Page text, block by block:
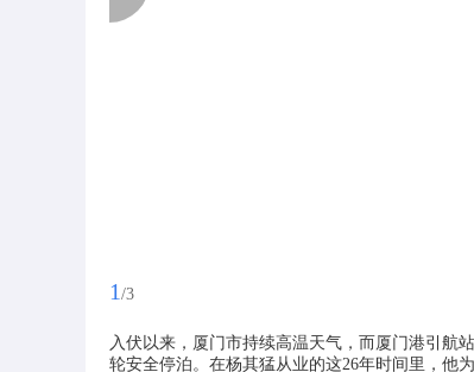
1 /3
入伏以来，厦门市持续高温天气，而厦门港引航
轮安全停泊。在杨其猛从业的这26年时间里，他